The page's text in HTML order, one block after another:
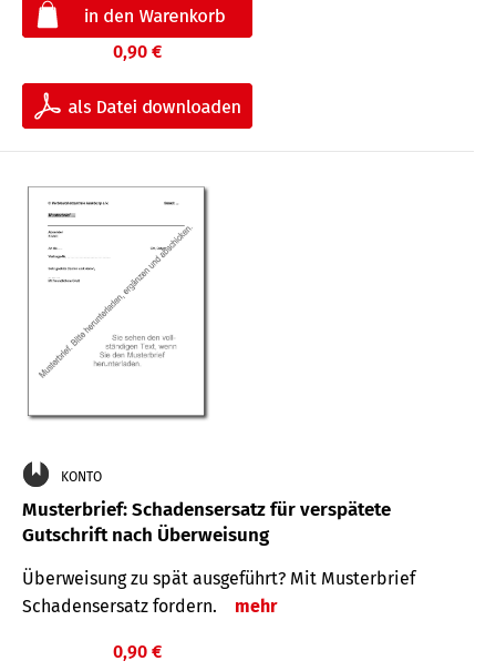
0,90 €
KONTO
Musterbrief: Schadensersatz für verspätete
Gutschrift nach Überweisung
Überweisung zu spät ausgeführt? Mit Musterbrief
Schadensersatz fordern.
mehr
0,90 €